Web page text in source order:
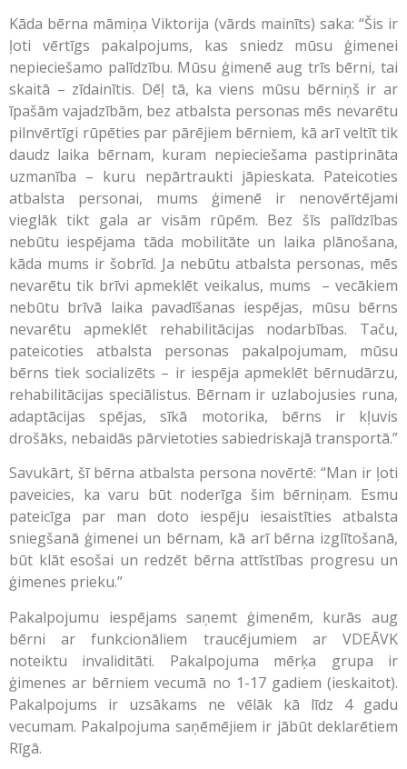
Kāda bērna māmiņa Viktorija (vārds mainīts) saka: “Šis ir
ļoti vērtīgs pakalpojums, kas sniedz mūsu ģimenei
nepieciešamo palīdzību. Mūsu ģimenē aug trīs bērni, tai
skaitā – zīdainītis. Dēļ tā, ka viens mūsu bērniņš ir ar
īpašām vajadzībām, bez atbalsta personas mēs nevarētu
pilnvērtīgi rūpēties par pārējiem bērniem, kā arī veltīt tik
daudz laika bērnam, kuram nepieciešama pastiprināta
uzmanība – kuru nepārtraukti jāpieskata. Pateicoties
atbalsta personai, mums ģimenē ir nenovērtējami
vieglāk tikt gala ar visām rūpēm. Bez šīs palīdzības
nebūtu iespējama tāda mobilitāte un laika plānošana,
kāda mums ir šobrīd. Ja nebūtu atbalsta personas, mēs
nevarētu tik brīvi apmeklēt veikalus, mums – vecākiem
nebūtu brīvā laika pavadīšanas iespējas, mūsu bērns
nevarētu apmeklēt rehabilitācijas nodarbības. Taču,
pateicoties atbalsta personas pakalpojumam, mūsu
bērns tiek socializēts – ir iespēja apmeklēt bērnudārzu,
rehabilitācijas speciālistus. Bērnam ir uzlabojusies runa,
adaptācijas spējas, sīkā motorika, bērns ir kļuvis
drošāks, nebaidās pārvietoties sabiedriskajā transportā.”
Savukārt, šī bērna atbalsta persona novērtē: “Man ir ļoti
paveicies, ka varu būt noderīga šim bērniņam. Esmu
pateicīga par man doto iespēju iesaistīties atbalsta
sniegšanā ģimenei un bērnam, kā arī bērna izglītošanā,
būt klāt esošai un redzēt bērna attīstības progresu un
ģimenes prieku.”
Pakalpojumu iespējams saņemt ģimenēm, kurās aug
bērni ar funkcionāliem traucējumiem ar VDEĀVK
noteiktu invaliditāti. Pakalpojuma mērķa grupa ir
ģimenes ar bērniem vecumā no 1-17 gadiem (ieskaitot).
Pakalpojums ir uzsākams ne vēlāk kā līdz 4 gadu
vecumam. Pakalpojuma saņēmējiem ir jābūt deklarētiem
Rīgā.